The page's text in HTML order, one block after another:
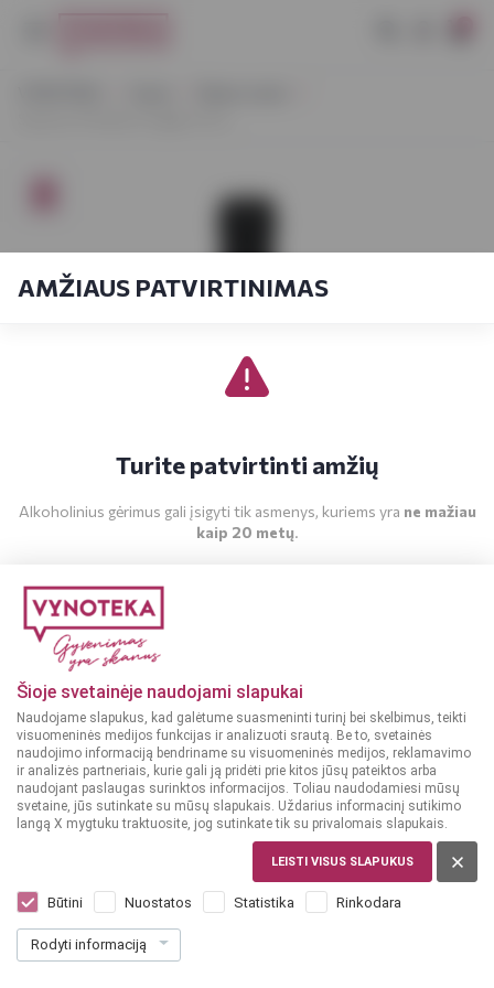
Šioje svetainėje naudojami slapukai
Naudojame slapukus, kad galėtume suasmeninti turinį bei skelbimus, teikti
visuomeninės medijos funkcijas ir analizuoti srautą. Be to, svetainės
naudojimo informaciją bendriname su visuomeninės medijos, reklamavimo
ir analizės partneriais, kurie gali ją pridėti prie kitos jūsų pateiktos arba
naudojant paslaugas surinktos informacijos. Toliau naudodamiesi mūsų
svetaine, jūs sutinkate su mūsų slapukais. Uždarius informacinį sutikimo
langą X mygtuku traktuosite, jog sutinkate tik su privalomais slapukais.
LEISTI VISUS SLAPUKUS
Būtini Nuostatos Statistika Rinkodara
Rodyti informaciją
AMŽIAUS PATVIRTINIMAS
Turite patvirtinti amžių
Alkoholinius gėrimus gali įsigyti tik asmenys, kuriems yra ne mažiau
kaip 20 metų.
Santoro Primitivo Puglia 0,75 L
(2)
99